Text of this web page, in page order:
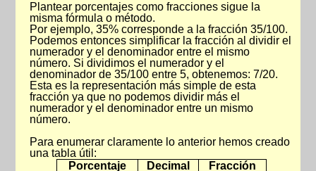
Plantear porcentajes como fracciones sigue la
misma fórmula o método.
Por ejemplo, 35% corresponde a la fracción 35/100.
Podemos entonces simplificar la fracción al dividir el
numerador y el denominador entre el mismo
número. Si dividimos el numerador y el
denominador de 35/100 entre 5, obtenemos: 7/20.
Esta es la representación más simple de esta
fracción ya que no podemos dividir más el
numerador y el denominador entre un mismo
número.
Para enumerar claramente lo anterior hemos creado
una tabla útil:
Porcentaje
Decimal Fracción